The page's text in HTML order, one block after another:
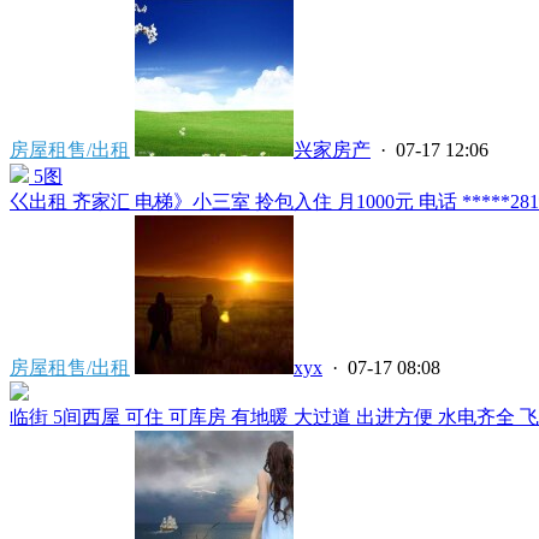
房屋租售/出租 兴家房产 · 07-17 12:06
5图
巜出租 齐家汇 电梯》小三室 拎包入住 月1000元 电话
房屋租售/出租 xyx · 07-17 08:08
临街 5间西屋 可住 可库房 有地暖 大过道 出进方便 水电齐全